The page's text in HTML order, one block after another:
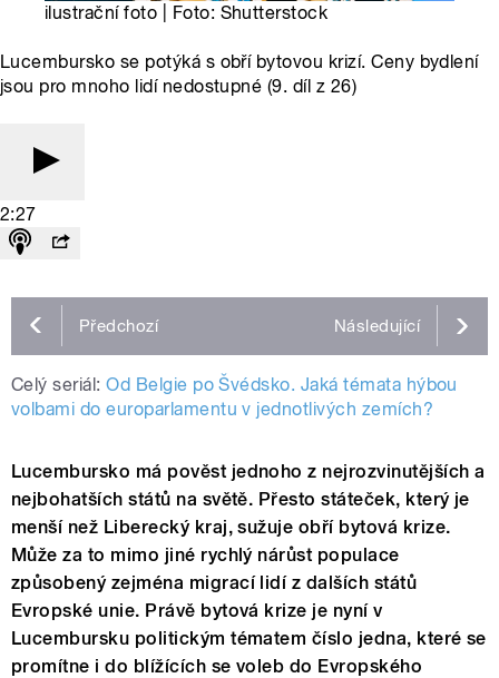
ilustrační foto | Foto: Shutterstock
Lucembursko se potýká s obří bytovou krizí. Ceny bydlení
jsou pro mnoho lidí nedostupné (9. díl z 26)
2:27
Předchozí Následující
Celý seriál: Od Belgie po Švédsko. Jaká témata hýbou
volbami do europarlamentu v jednotlivých zemích?
Lucembursko má pověst jednoho z nejrozvinutějších a
nejbohatších států na světě. Přesto státeček, který je
menší než Liberecký kraj, sužuje obří bytová krize.
Může za to mimo jiné rychlý nárůst populace
způsobený zejména migrací lidí z dalších států
Evropské unie. Právě bytová krize je nyní v
Lucembursku politickým tématem číslo jedna, které se
promítne i do blížících se voleb do Evropského